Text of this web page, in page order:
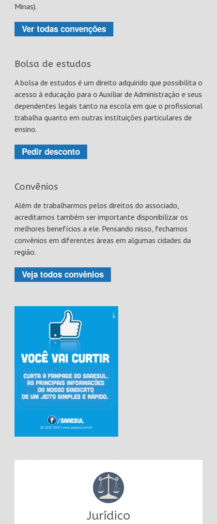
Minas).
Ver todas convenções
Bolsa de estudos
A bolsa de estudos é um direito adquirido que possibilita o
acesso à educação para o Auxiliar de Administração e seus
dependentes legais tanto na escola em que o profissional
trabalha quanto em outras instituições particulares de
ensino.
Pedir desconto
Convênios
Além de trabalharmos pelos direitos do associado,
acreditamos também ser importante disponibilizar os
melhores benefícios a ele. Pensando nisso, fechamos
convênios em diferentes áreas em algumas cidades da
região.
Veja todos convênios
Jurídico